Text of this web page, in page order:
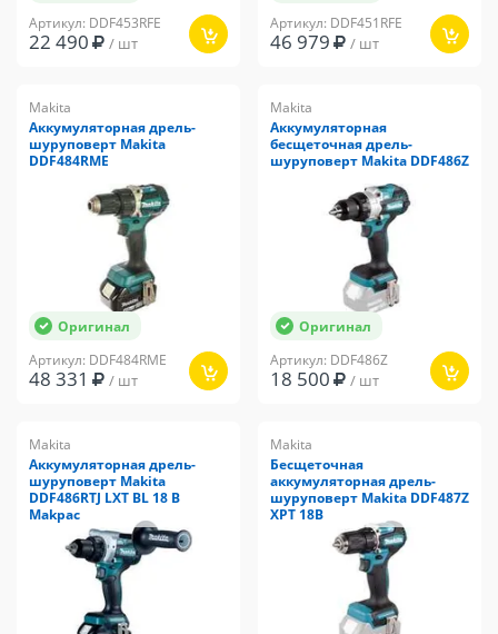
Артикул: DDF453RFE
22 490 / шт
Артикул: DDF451RFE
46 979 / шт
Makita
Аккумуляторная дрель-
шуруповерт Makita
DDF484RME
Оригинал
Артикул: DDF484RME
48 331 / шт
Makita
Аккумуляторная
бесщеточная дрель-
шуруповерт Makita DDF486Z
Оригинал
Артикул: DDF486Z
18 500 / шт
Makita
Аккумуляторная дрель-
шуруповерт Makita
DDF486RTJ LXT BL 18 В
Makpac
Makita
Бесщеточная
аккумуляторная дрель-
шуруповерт Makita DDF487Z
XPT 18В